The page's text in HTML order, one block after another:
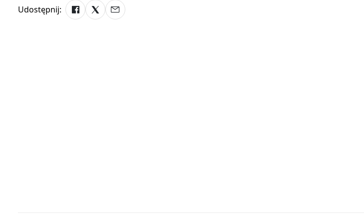
Udostępnij: